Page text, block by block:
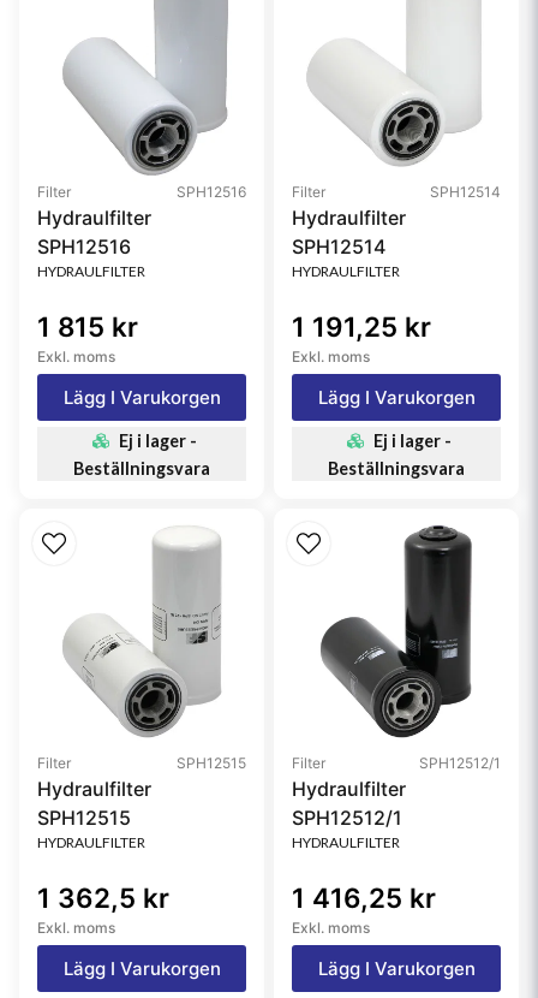
Media Type Cellulose
Filter SPH12516
Hydraulfilter
SPH12516
HYDRAULFILTER
1 815 kr
Exkl. moms
Lägg I Varukorgen
Ej i lager -
Beställningsvara
Filter SPH12514
Hydraulfilter
SPH12514
HYDRAULFILTER
1 191,25 kr
Exkl. moms
Lägg I Varukorgen
Ej i lager -
Beställningsvara
Filter SPH12515
Hydraulfilter
SPH12515
HYDRAULFILTER
1 362,5 kr
Exkl. moms
Lägg I Varukorgen
Filter SPH12512/1
Hydraulfilter
SPH12512/1
HYDRAULFILTER
1 416,25 kr
Exkl. moms
Lägg I Varukorgen